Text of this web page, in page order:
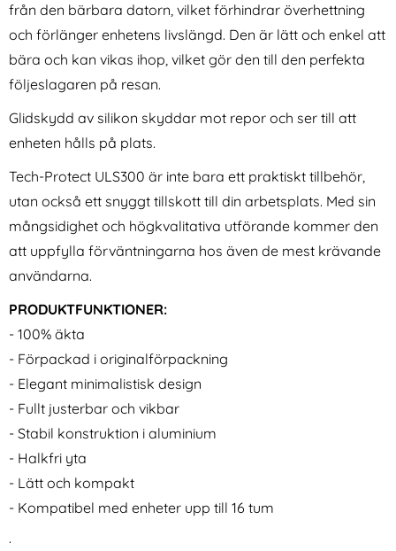
från den bärbara datorn, vilket förhindrar överhettning
och förlänger enhetens livslängd. Den är lätt och enkel att
bära och kan vikas ihop, vilket gör den till den perfekta
följeslagaren på resan.
Glidskydd av silikon skyddar mot repor och ser till att
enheten hålls på plats.
Tech-Protect ULS300 är inte bara ett praktiskt tillbehör,
utan också ett snyggt tillskott till din arbetsplats. Med sin
mångsidighet och högkvalitativa utförande kommer den
att uppfylla förväntningarna hos även de mest krävande
användarna.
PRODUKTFUNKTIONER:
- 100% äkta
- Förpackad i originalförpackning
- Elegant minimalistisk design
- Fullt justerbar och vikbar
- Stabil konstruktion i aluminium
- Halkfri yta
- Lätt och kompakt
- Kompatibel med enheter upp till 16 tum
.